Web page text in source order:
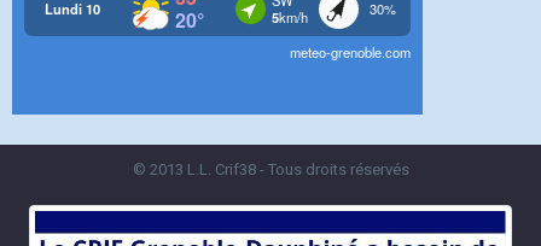
© 2013 L.L. Crif38 - Tous droits réservés